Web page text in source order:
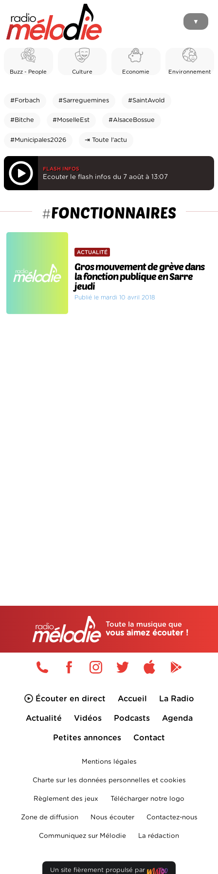
▼
Buzz - People Culture Economie Environnement
#Forbach #Sarreguemines #SaintAvold
#Bitche #MoselleEst #AlsaceBossue
#Municipales2026 ⇥ Toute l'actu
FLASH INFOS
Ecouter le flash infos du 7 août à 13:07
#FONCTIONNAIRES
ACTUALITÉ
Gros mouvement de grève dans
la fonction publique en Sarre
jeudi
Publié le mardi 10 avril 2018
Toute la musique que
vous aimez écouter !
Écouter en direct Accueil La Radio
Actualité Vidéos Podcasts Agenda
Petites annonces Contact
Mentions légales
Charte sur les données personnelles et cookies
Règlement des jeux Télécharger notre logo
Zone de diffusion Nous écouter Contactez-nous
Communiquez sur Mélodie La rédaction
Un site fièrement propulsé par